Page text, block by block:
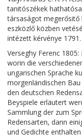
tanitószékek
társaságot megerősitő
eszközlő közben
intézett kérvénye
Verseghy Ferenc
worin die
ungarischen Sprache
morgenländischen
den deutschen
Beyspiele erläutert
Sammlung der zum
Redensarten, dann
und Gedichte